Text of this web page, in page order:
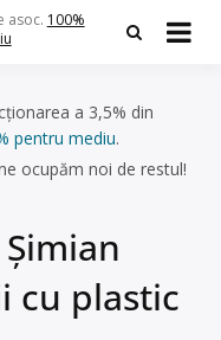
asoc. 100%
a 3,5% din
pentru mediu.
ocupăm noi de restul!
cu plastic